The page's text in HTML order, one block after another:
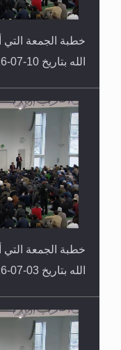
خطبة الجمعة التي
الله بتاريخ 10-07-2026
خطبة الجمعة التي
الله بتاريخ 03-07-2026